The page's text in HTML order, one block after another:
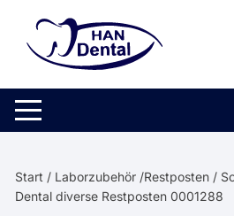
springen
Start / Laborzubehör /Restposten /
Dental diverse Restposten 0001288